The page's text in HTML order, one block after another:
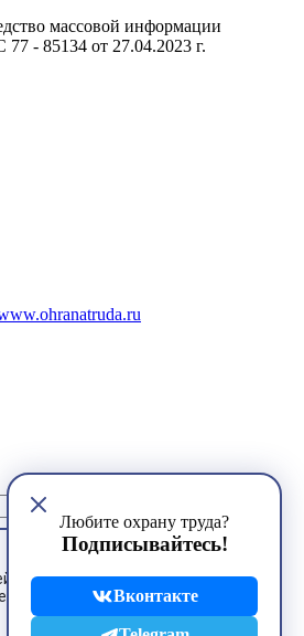
Любите охрану труда?
Подписывайтесь!
Вконтакте
массовой информации
- 85134 от 27.04.2023 г.